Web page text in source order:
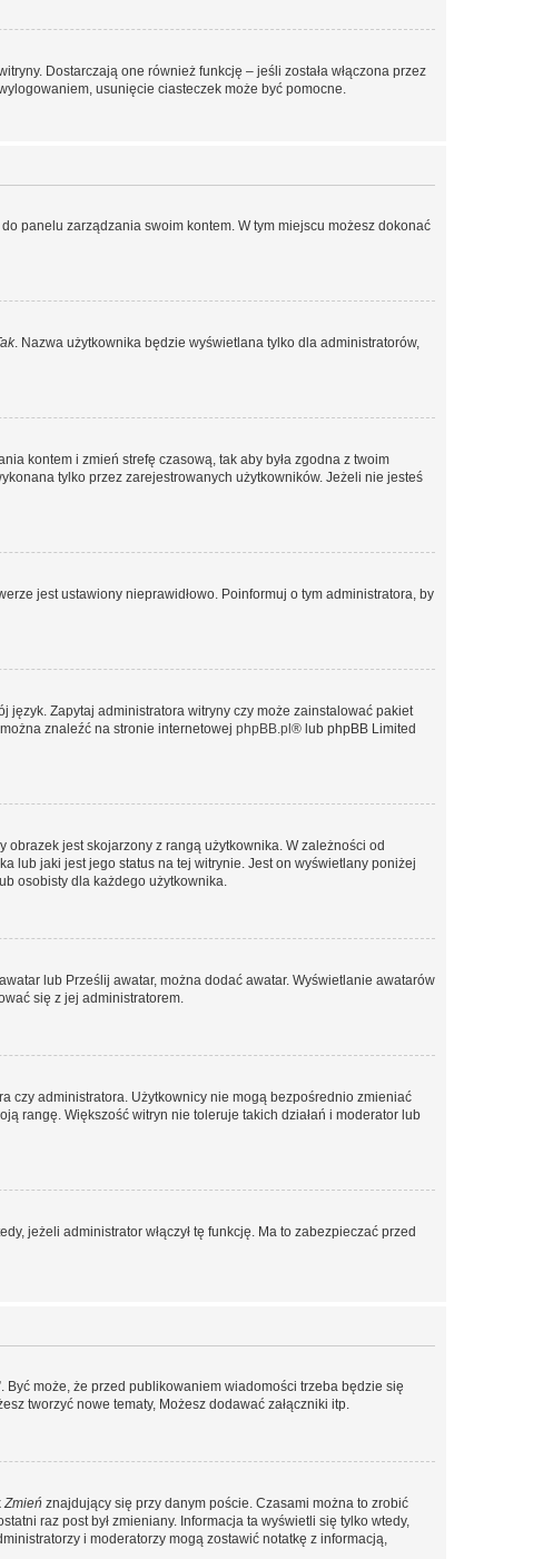
Dostarczają one również funkcję – jeśli została włączona przez
usunięcie ciasteczek może być pomocne.
panelu zarządzania swoim kontem. W tym miejscu możesz dokonać
. Nazwa użytkownika będzie wyświetlana tylko dla administratorów,
kontem i zmień strefę czasową, tak aby była zgodna z twoim
tylko przez zarejestrowanych użytkowników. Jeżeli nie jesteś
jest ustawiony nieprawidłowo. Poinformuj o tym administratora, by
język. Zapytaj administratora witryny czy może zainstalować pakiet
znaleźć na stronie internetowej phpBB.pl ® lub phpBB Limited
jest skojarzony z rangą użytkownika. W zależności od
lub jaki jest jego status na tej witrynie. Jest on wyświetlany poniżej
osobisty dla każdego użytkownika.
lub Prześlij awatar, można dodać awatar. Wyświetlanie awatarów
się z jej administratorem.
czy administratora. Użytkownicy nie mogą bezpośrednio zmieniać
rangę. Większość witryn nie toleruje takich działań i moderator lub
jeżeli administrator włączył tę funkcję. Ma to zabezpieczać przed
Być może, że przed publikowaniem wiadomości trzeba będzie się
tworzyć nowe tematy, Możesz dodawać załączniki itp.
Zmień znajdujący się przy danym poście. Czasami można to zrobić
raz post był zmieniany. Informacja ta wyświetli się tylko wtedy,
i moderatorzy mogą zostawić notatkę z informacją,